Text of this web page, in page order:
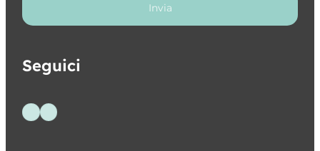
Invia
Seguici
Seguici su Facebook
Seguici su Instagram